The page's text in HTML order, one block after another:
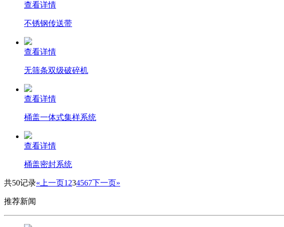
查看详情
不锈钢传送带
查看详情
无筛条双级破碎机
查看详情
桶盖一体式集样系统
查看详情
桶盖密封系统
共50记录«上一页1 234567下一页»
推荐新闻